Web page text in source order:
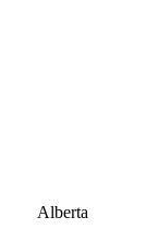
Alberta